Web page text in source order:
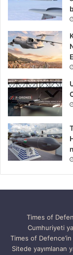
Times of
Cumhuriyeti
Times of
Sitede yayımlanan